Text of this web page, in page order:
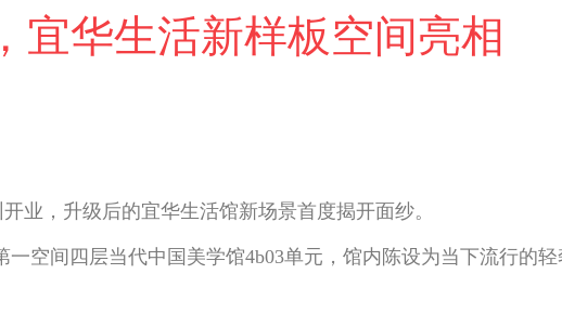
宜华生活新样板空间亮相
业，升级后的宜华生活馆新场景首度揭开面纱。
一空间四层当代中国美学馆4b03单元，馆内陈设为当下流行的